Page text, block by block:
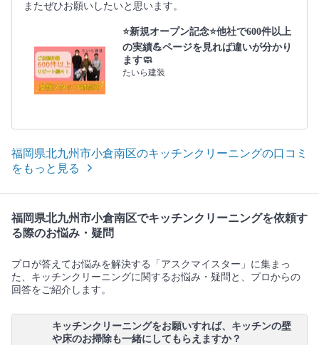
またぜひお願いしたいと思います。
⭐新規オープン記念⭐他社で600件以上
の実績💪ページを見れば違いが分かり
ます🧼
たいら建装
福岡県北九州市小倉南区のキッチンクリーニングの口コミ
をもっと見る
福岡県北九州市小倉南区でキッチンクリーニングを依頼す
る際のお悩み・疑問
プロが答えてお悩みを解決する「アスクマイスター」に集まっ
た、キッチンクリーニングに関するお悩み・疑問と、プロからの
回答をご紹介します。
キッチンクリーニングをお願いすれば、キッチンの壁
や床のお掃除も一緒にしてもらえますか？